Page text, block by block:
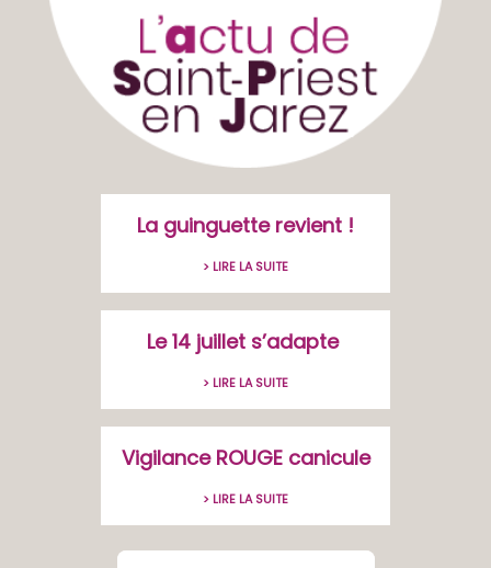
La guinguette revient !
> LIRE LA SUITE
Le 14 juillet s’adapte
> LIRE LA SUITE
Vigilance ROUGE canicule
> LIRE LA SUITE